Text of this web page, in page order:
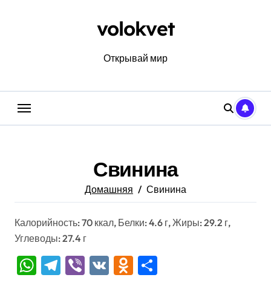
volokvet
Открывай мир
Свинина
Домашняя Свинина
Калорийность: 70 ккал, Белки: 4.6 г, Жиры: 29.2 г,
Углеводы: 27.4 г
WhatsApp
Telegram
Viber
VK Odnoklassniki